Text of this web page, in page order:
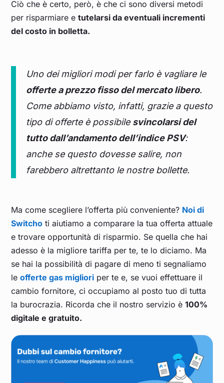
Ciò che è certo, però, è che ci sono diversi metodi
per risparmiare etutelarsi da eventuali incrementi
del costo in bolletta.
Uno dei migliori modi per farlo è vagliare le
offerte a prezzo fisso del mercato libero.
Come abbiamo visto, infatti, grazie a questo
tipo di offerte è possibile svincolarsi del
tutto dall’andamento dell’indice PSV:
anche se questo dovesse salire, non
farebbero altrettanto le nostre bollette.
Ma come scegliere l’offerta più conveniente? Noi di
Switcho ti aiutiamo a comparare la tua offerta attuale
e trovare opportunità di risparmio. Se quella che hai
adesso è la migliore tariffa per te, te lo diciamo. Ma
se hai la possibilità di pagare di meno ti segnaliamo
leofferte gas migliori per te e, se vuoi effettuare il
cambio fornitore, ci occupiamo al posto tuo di tutta
la burocrazia. Ricorda che il nostro servizio è100%
digitale e gratuito.